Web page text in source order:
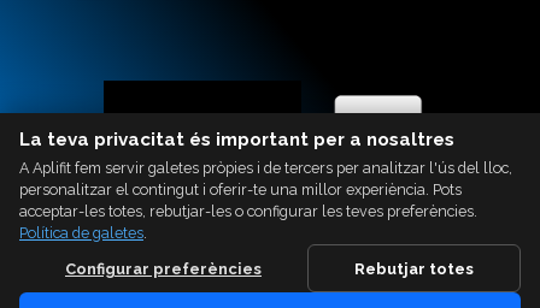
La teva privacitat és important per a nosaltres
A Aplifit fem servir galetes pròpies i de tercers per analitzar l'ús del lloc,
personalitzar el contingut i oferir-te una millor experiència. Pots
acceptar-les totes, rebutjar-les o configurar les teves preferències.
Política de galetes.
Configurar preferències
Rebutjar totes